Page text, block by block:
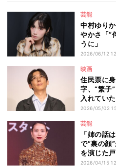
芸能
中村ゆり
やかさ「“
うに」
2026/06/12
映画
住民票に
字、“繁子
入れてい
ないんじ
言」とは
ィ』公開
2026/05/02
芸能
「姉の話
で“裏の顔
を演じた
も一つの
2026/04/15